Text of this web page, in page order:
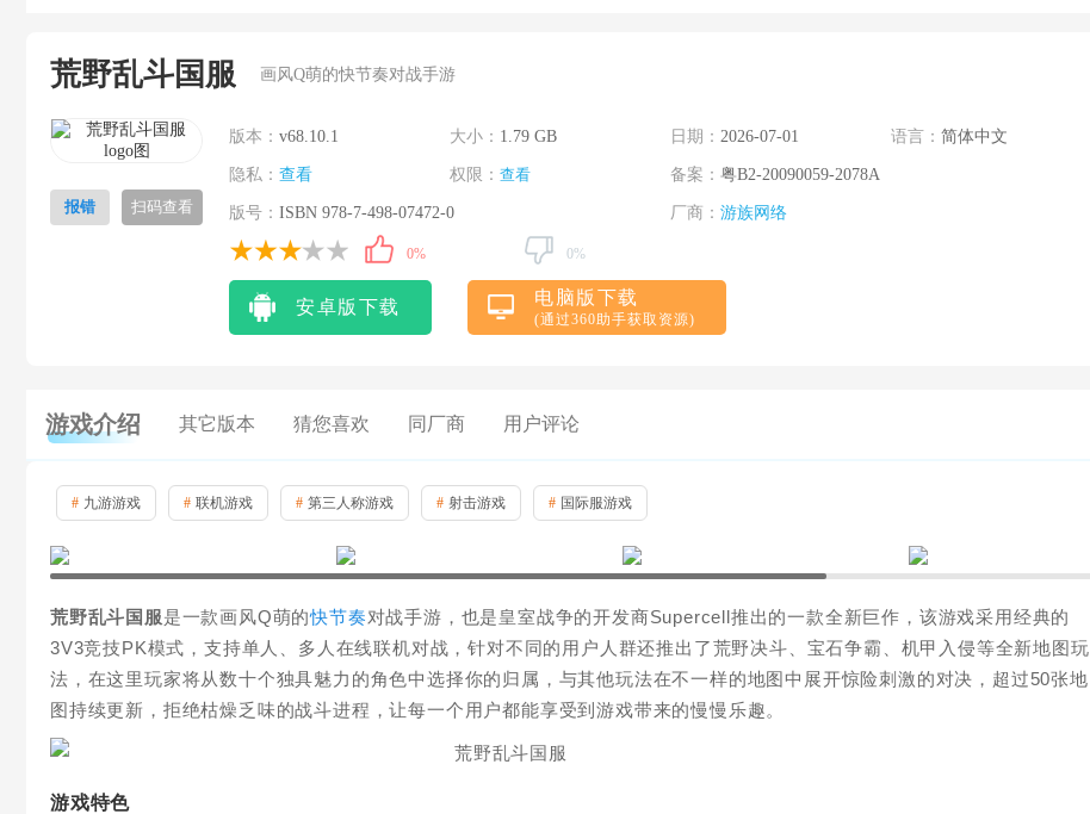
荒野乱斗国服 画风Q萌的快节奏对战手游
报错 扫码查看
版本： v68.10.1 大小： 1.79 GB 日期： 2026-07-01 语言： 简体中文
隐私： 查看 权限： 查看 备案： 粤B2-20090059-2078A
版号： ISBN 978-7-498-07472-0 厂商： 游族网络
0% 0%
安卓版下载 电脑版下载
(通过360助手获取资源)
游戏介绍 其它版本 猜您喜欢 同厂商 用户评论
# 九游游戏 # 联机游戏 # 第三人称游戏 # 射击游戏 # 国际服游戏
荒野乱斗国服是一款画风Q萌的快节奏对战手游，也是皇室战争的开发商Supercell推出的一款全新巨作，该游戏采用经典的
3V3竞技PK模式，支持单人、多人在线联机对战，针对不同的用户人群还推出了荒野决斗、宝石争霸、机甲入侵等全新地图玩
法，在这里玩家将从数十个独具魅力的角色中选择你的归属，与其他玩法在不一样的地图中展开惊险刺激的对决，超过50张地
图持续更新，拒绝枯燥乏味的战斗进程，让每一个用户都能享受到游戏带来的慢慢乐趣。
游戏特色